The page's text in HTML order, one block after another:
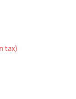
tax)